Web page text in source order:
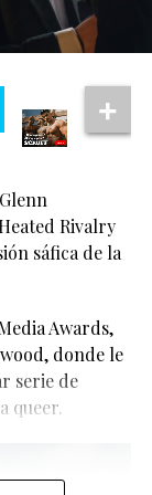
a tomar
Rivalry
sáfica de la
Awards,
donde le
serie de
queer.